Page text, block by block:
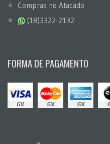
Compras no Atacado
(18)3322-2132
FORMA DE PAGAMENTO